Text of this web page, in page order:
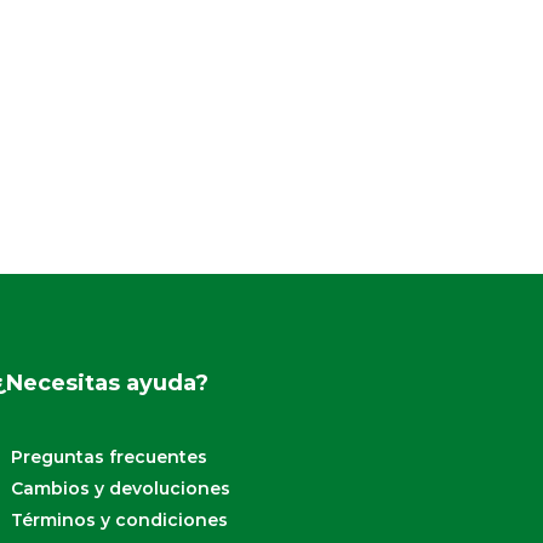
ayuda?
Preguntas frecuentes
Cambios y devoluciones
Términos y condiciones